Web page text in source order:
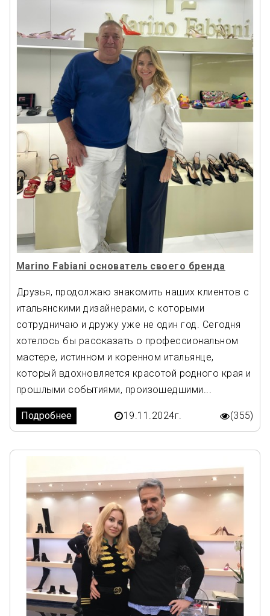
Marino Fabiani основатель своего бренда
Друзья, продолжаю знакомить наших клиентов с
итальянскими дизайнерами, с которыми
сотрудничаю и дружу уже не один год. Сегодня
хотелось бы рассказать о профессиональном
мастере, истинном и коренном итальянце,
который вдохновляется красотой родного края и
прошлыми событиями, произошедшими...
Подробнее 19.11.2024г. (355)